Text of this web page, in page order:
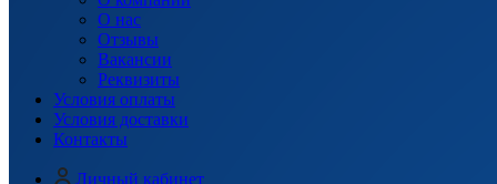
О нас
Отзывы
Вакансии
Реквизиты
Условия оплаты
Условия доставки
Контакты
Личный кабинет